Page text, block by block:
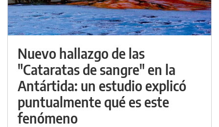
Nuevo hallazgo de las
"Cataratas de sangre" en la
Antártida: un estudio explicó
puntualmente qué es este
fenómeno